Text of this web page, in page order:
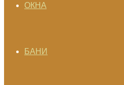
ОКНА
БАНИ